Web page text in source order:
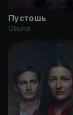
Пустошь
Obuna